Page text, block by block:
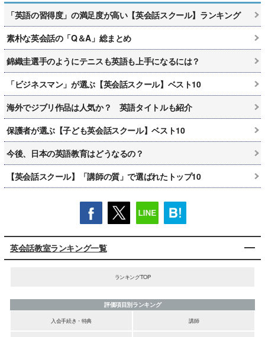
「英語の習得度」の満足度が高い【英会話スクール】ランキング
素朴な英会話の「Q＆A」総まとめ
錦織圭選手のようにテニスも英語も上手になるには？
「ビジネスマン」が選ぶ【英会話スクール】ベスト10
海外でジブリ作品は人気か？ 英語タイトルも紹介
保護者が選ぶ【子ども英会話スクール】ベスト10
今後、日本の英語教育はどうなるの？
【英会話スクール】「講師の質」で選ばれたトップ10
英会話教室ランキング一覧
ランキングTOP
評価項目別ランキング
入会手続き・特典
講師